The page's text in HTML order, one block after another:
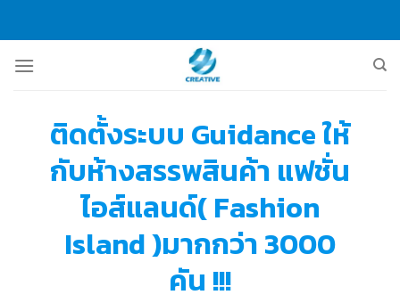
content
ติดตั้งระบบ Guidance ให้
กับห้างสรรพสินค้า แฟชั่น
ไอส์แลนด์( Fashion
Island )มากกว่า 3000
คัน !!!